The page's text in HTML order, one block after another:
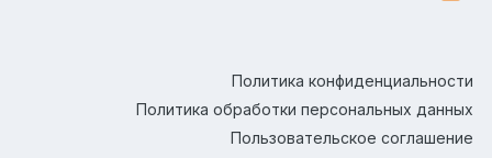
Политика конфиденциальности
Политика обработки персональных данных
Пользовательское соглашение